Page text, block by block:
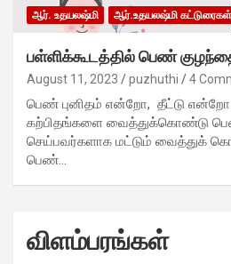
ஆர். உதயலஷ்மி ஆர்.உதயலஷ்மி கட்டுரைகள்
பள்ளிக்கூடத்தில் பெண்
August 11, 2023 puzhuthi 4
பெண் புனிதம் என்றோ, தீட்டு என்றோ
கற்பிதங்களை வைத்துக்கொண்டு
செய்பவர்களாக மட்டும் வைத்துக்
பெண்…
விளம்பரங்கள்